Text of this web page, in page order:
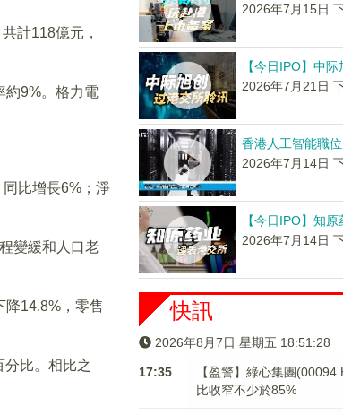
計118億元，
約9%。格力電
比增長6%；淨
變緩和人口老
14.8%，零售
比。相比之
2026年7月15日
【今日IPO】中
2026年7月21日
香港人工智能職
2026年7月14日
【今日IPO】知
2026年7月14日
快訊
2026年8月7日 星期五 18:51:29
17:35
【盈警】綠心集團
比收窄不少於85%